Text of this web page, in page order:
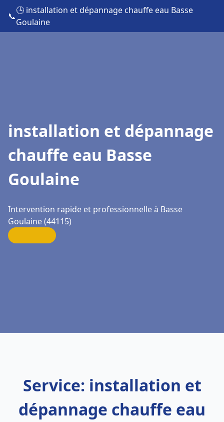
📞
🕒 installation et dépannage chauffe eau Basse
Goulaine
installation et dépannage
chauffe eau Basse
Goulaine
Intervention rapide et professionnelle à Basse
Goulaine (44115)
Service: installation et
dépannage chauffe eau